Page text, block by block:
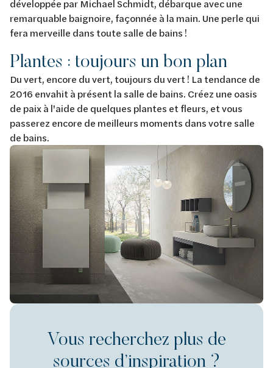
développée par Michael Schmidt, débarque avec une
remarquable baignoire, façonnée à la main. Une perle qui
fera merveille dans toute salle de bains !
Plantes : toujours un bon plan
Du vert, encore du vert, toujours du vert ! La tendance de
2016 envahit à présent la salle de bains. Créez une oasis
de paix à l'aide de quelques plantes et fleurs, et vous
passerez encore de meilleurs moments dans votre salle
de bains.
Vous recherchez plus de
sources d’inspiration ?